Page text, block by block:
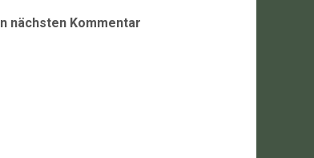
nächsten Kommentar